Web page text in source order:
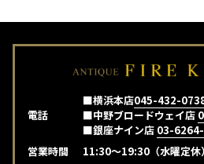
電話
■横浜本店045-432-
■中野ブロードウェイ店
■銀座ナイン店 03-
営業時間
11:30～19:30（水曜定休）